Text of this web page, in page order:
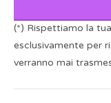
(*) Rispettiamo la
esclusivamente per
verranno mai